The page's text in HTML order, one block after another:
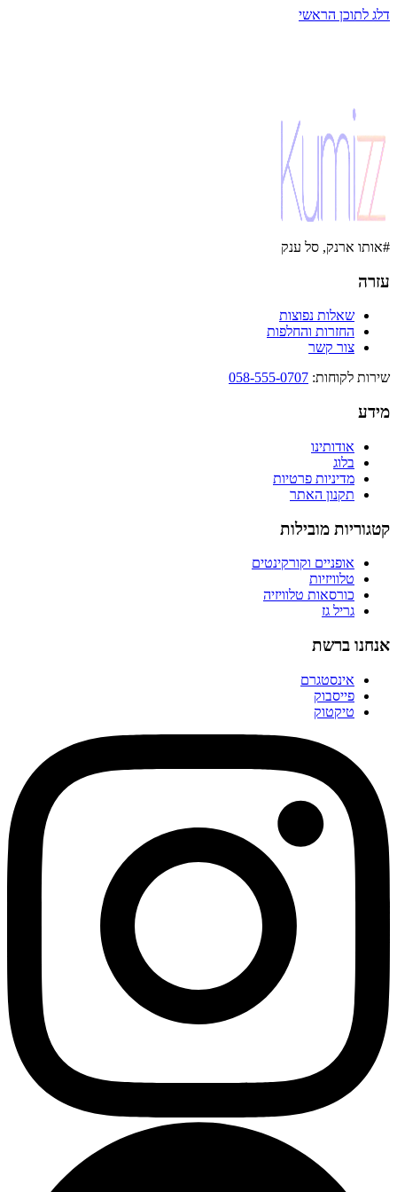
דלג לתוכן הראשי
#אותו ארנק, סל ענק
עזרה
שאלות נפוצות
החזרות והחלפות
צור קשר
שירות לקוחות:
058-555-0707
מידע
אודותינו
בלוג
מדיניות פרטיות
תקנון האתר
קטגוריות מובילות
אופניים וקורקינטים
טלוויזיות
כורסאות טלוויזיה
גריל גז
אנחנו ברשת
אינסטגרם
פייסבוק
טיקטוק